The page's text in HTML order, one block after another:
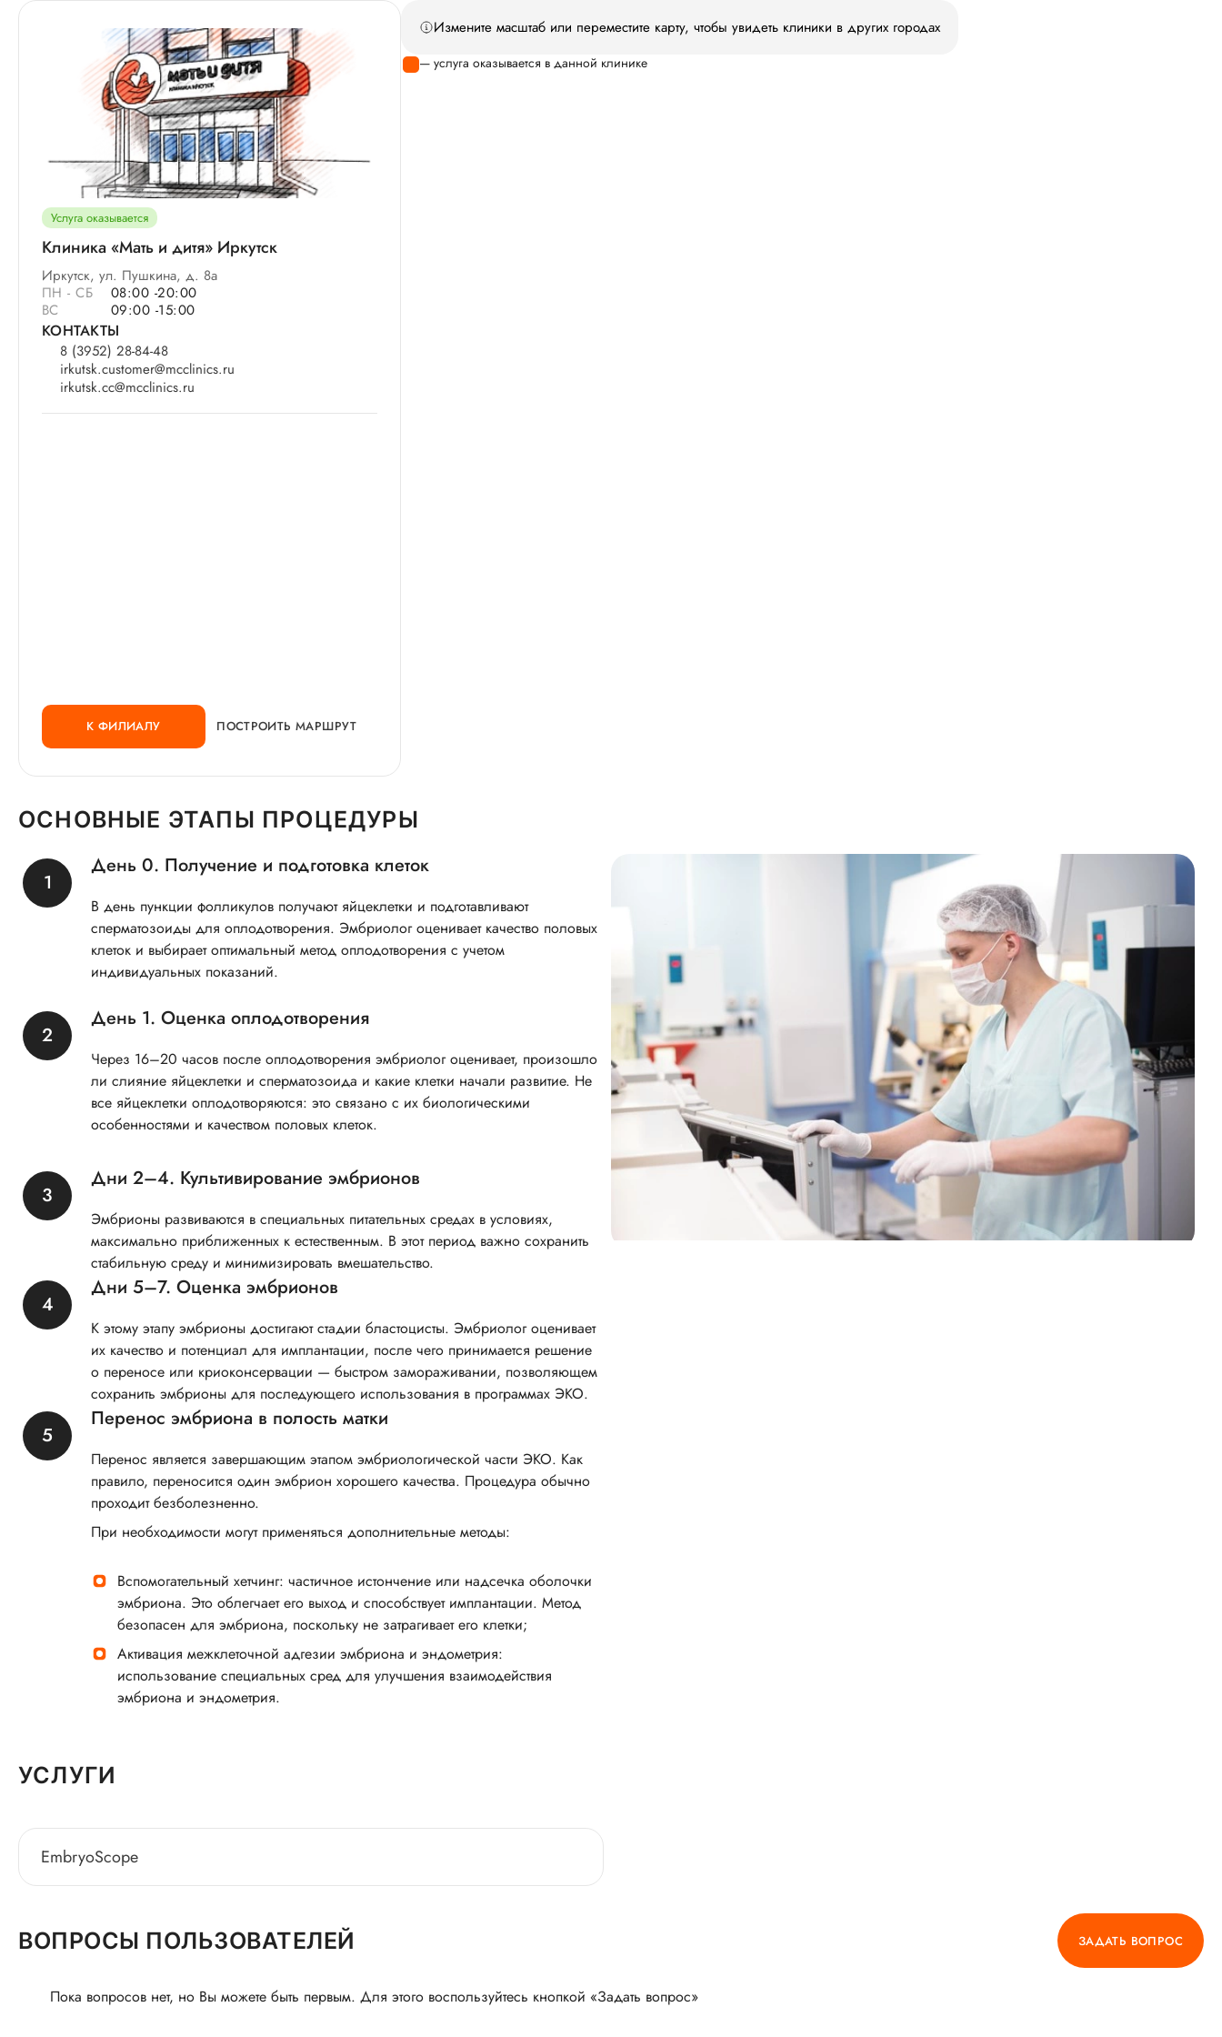
Услуга оказывается
Клиника «Мать и дитя» Иркутск
Иркутск, ул. Пушкина, д. 8а
ПН - СБ
08:00 -20:00
ВС
09:00 -15:00
КОНТАКТЫ
8 (3952) 28-84-48
irkutsk.customer@mcclinics.ru
irkutsk.cc@mcclinics.ru
К ФИЛИАЛУ ПОСТРОИТЬ МАРШРУТ
Измените масштаб или переместите карту, чтобы увидеть клиники в других городах
— услуга оказывается в данной клинике
ОСНОВНЫЕ ЭТАПЫ ПРОЦЕДУРЫ
День 0. Получение и подготовка клеток
В день пункции фолликулов получают яйцеклетки и подготавливают
сперматозоиды для оплодотворения. Эмбриолог оценивает качество половых
клеток и выбирает оптимальный метод оплодотворения с учетом
индивидуальных показаний.
День 1. Оценка оплодотворения
Через 16–20 часов после оплодотворения эмбриолог оценивает, произошло
ли слияние яйцеклетки и сперматозоида и какие клетки начали развитие. Не
все яйцеклетки оплодотворяются: это связано с их биологическими
особенностями и качеством половых клеток.
Дни 2–4. Культивирование эмбрионов
Эмбрионы развиваются в специальных питательных средах в условиях,
максимально приближенных к естественным. В этот период важно сохранить
стабильную среду и минимизировать вмешательство.
Дни 5–7. Оценка эмбрионов
К этому этапу эмбрионы достигают стадии бластоцисты. Эмбриолог оценивает
их качество и потенциал для имплантации, после чего принимается решение
о переносе или криоконсервации — быстром замораживании, позволяющем
сохранить эмбрионы для последующего использования в программах ЭКО.
Перенос эмбриона в полость матки
Перенос является завершающим этапом эмбриологической части ЭКО. Как
правило, переносится один эмбрион хорошего качества. Процедура обычно
проходит безболезненно.
При необходимости могут применяться дополнительные методы:
Вспомогательный хетчинг: частичное истончение или надсечка оболочки
эмбриона. Это облегчает его выход и способствует имплантации. Метод
безопасен для эмбриона, поскольку не затрагивает его клетки;
Активация межклеточной адгезии эмбриона и эндометрия:
использование специальных сред для улучшения взаимодействия
эмбриона и эндометрия.
УСЛУГИ
EmbryoScope
ВОПРОСЫ ПОЛЬЗОВАТЕЛЕЙ ЗАДАТЬ ВОПРОС
Пока вопросов нет, но Вы можете быть первым. Для этого воспользуйтесь кнопкой «Задать вопрос»